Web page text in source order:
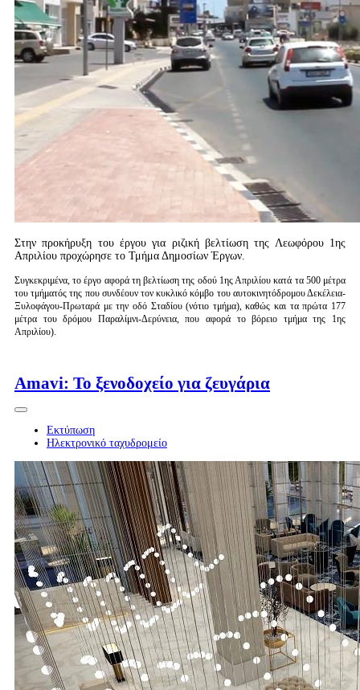
Στην προκήρυξη του έργου για ριζική βελτίωση της Λεωφόρου 1ης
Απριλίου προχώρησε το Τμήμα Δημοσίων Έργων.
Συγκεκριμένα, το έργο αφορά τη βελτίωση της οδού 1ης Απριλίου κατά τα 500 μέτρα
του τμήματός της που συνδέουν τον κυκλικό κόμβο του αυτοκινητόδρομου Δεκέλεια-
Ξυλοφάγου-Πρωταρά με την οδό Σταδίου (νότιο τμήμα), καθώς και τα πρώτα 177
μέτρα του δρόμου Παραλίμνι-Δερύνεια, που αφορά το βόρειο τμήμα της 1ης
Απριλίου).
Amavi: Το ξενοδοχείο για ζευγάρια
Εκτύπωση
Ηλεκτρονικό ταχυδρομείο